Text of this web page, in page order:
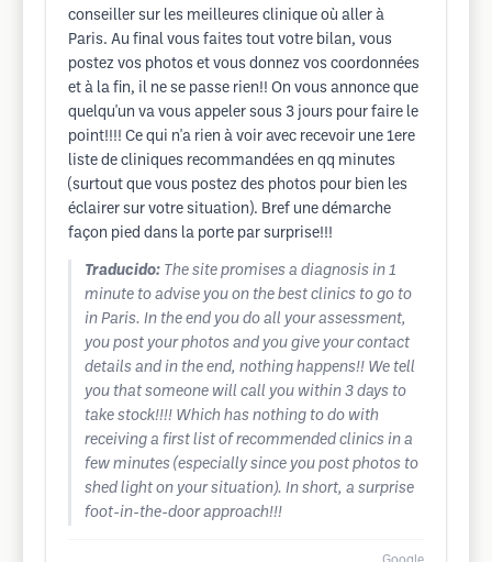
conseiller sur les meilleures clinique où aller à
Paris. Au final vous faites tout votre bilan, vous
postez vos photos et vous donnez vos coordonnées
et à la fin, il ne se passe rien!! On vous annonce que
quelqu'un va vous appeler sous 3 jours pour faire le
point!!!! Ce qui n'a rien à voir avec recevoir une 1ere
liste de cliniques recommandées en qq minutes
(surtout que vous postez des photos pour bien les
éclairer sur votre situation). Bref une démarche
façon pied dans la porte par surprise!!!
Traducido: The site promises a diagnosis in 1
minute to advise you on the best clinics to go to
in Paris. In the end you do all your assessment,
you post your photos and you give your contact
details and in the end, nothing happens!! We tell
you that someone will call you within 3 days to
take stock!!!! Which has nothing to do with
receiving a first list of recommended clinics in a
few minutes (especially since you post photos to
shed light on your situation). In short, a surprise
foot-in-the-door approach!!!